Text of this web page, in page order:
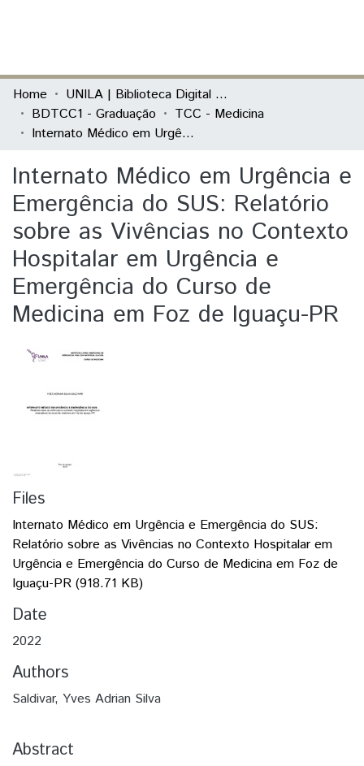
Communities & Collections
All of DSpace
Home
UNILA | Biblioteca Digital de Trabalhos de Conclusão de Curso
BDTCC1 - Graduação
TCC - Medicina
Internato Médico em Urgência e Emergência do SUS: Relatório sobre as Vivências no Contexto Hospitalar em Urgência e Emergência do Curso de Medicina em Foz de Iguaçu-PR
Internato Médico em Urgência e
Emergência do SUS: Relatório
sobre as Vivências no Contexto
Hospitalar em Urgência e
Emergência do Curso de
Medicina em Foz de Iguaçu-PR
Files
Internato Médico em Urgência e Emergência do SUS:
Relatório sobre as Vivências no Contexto Hospitalar em
Urgência e Emergência do Curso de Medicina em Foz de
Iguaçu-PR (918.71 KB)
Date
2022
Authors
Saldivar, Yves Adrian Silva
Abstract